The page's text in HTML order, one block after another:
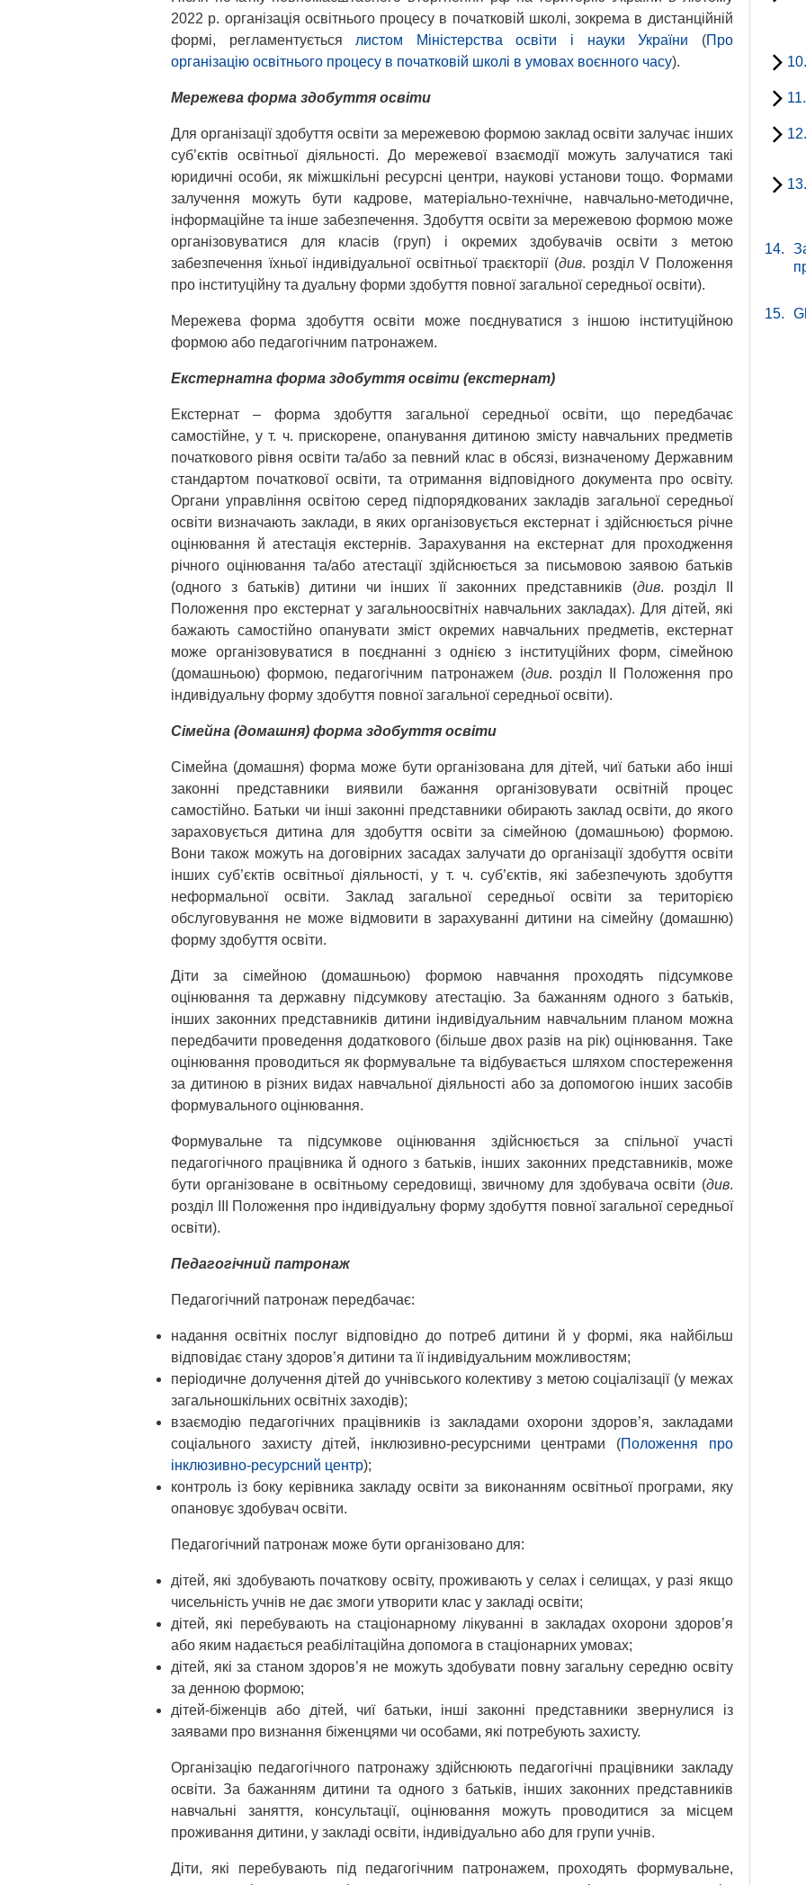
2022 р. організація освітнього процесу в початковій школі, зокрема в дистанційній
формі, регламентується листом Міністерства освіти і науки України (Про
організацію освітнього процесу в початковій школі в умовах воєнного часу).
Мережева форма здобуття освіти
Для організації здобуття освіти за мережевою формою заклад освіти залучає інших
суб’єктів освітньої діяльності. До мережевої взаємодії можуть залучатися такі
юридичні особи, як міжшкільні ресурсні центри, наукові установи тощо. Формами
залучення можуть бути кадрове, матеріально-технічне, навчально-методичне,
інформаційне та інше забезпечення. Здобуття освіти за мережевою формою може
організовуватися для класів (груп) і окремих здобувачів освіти з метою
забезпечення їхньої індивідуальної освітньої траєкторії (див. розділ V Положення
про інституційну та дуальну форми здобуття повної загальної середньої освіти).
Мережева форма здобуття освіти може поєднуватися з іншою інституційною
формою або педагогічним патронажем.
Екстернатна форма здобуття освіти (екстернат)
Екстернат – форма здобуття загальної середньої освіти, що передбачає
самостійне, у т. ч. прискорене, опанування дитиною змісту навчальних предметів
початкового рівня освіти та/або за певний клас в обсязі, визначеному Державним
стандартом початкової освіти, та отримання відповідного документа про освіту.
Органи управління освітою серед підпорядкованих закладів загальної середньої
освіти визначають заклади, в яких організовується екстернат і здійснюється річне
оцінювання й атестація екстернів. Зарахування на екстернат для проходження
річного оцінювання та/або атестації здійснюється за письмовою заявою батьків
(одного з батьків) дитини чи інших її законних представників (див. розділ ІІ
Положення про екстернат у загальноосвітніх навчальних закладах). Для дітей, які
бажають самостійно опанувати зміст окремих навчальних предметів, екстернат
може організовуватися в поєднанні з однією з інституційних форм, сімейною
(домашньою) формою, педагогічним патронажем (див. розділ ІІ Положення про
індивідуальну форму здобуття повної загальної середньої освіти).
Сімейна (домашня) форма здобуття освіти
Сімейна (домашня) форма може бути організована для дітей, чиї батьки або інші
законні представники виявили бажання організовувати освітній процес
самостійно. Батьки чи інші законні представники обирають заклад освіти, до якого
зараховується дитина для здобуття освіти за сімейною (домашньою) формою.
Вони також можуть на договірних засадах залучати до організації здобуття освіти
інших суб’єктів освітньої діяльності, у т. ч. суб’єктів, які забезпечують здобуття
неформальної освіти. Заклад загальної середньої освіти за територією
обслуговування не може відмовити в зарахуванні дитини на сімейну (домашню)
форму здобуття освіти.
Діти за сімейною (домашньою) формою навчання проходять підсумкове
оцінювання та державну підсумкову атестацію. За бажанням одного з батьків,
інших законних представників дитини індивідуальним навчальним планом можна
передбачити проведення додаткового (більше двох разів на рік) оцінювання. Таке
оцінювання проводиться як формувальне та відбувається шляхом спостереження
за дитиною в різних видах навчальної діяльності або за допомогою інших засобів
формувального оцінювання.
Формувальне та підсумкове оцінювання здійснюється за спільної участі
педагогічного працівника й одного з батьків, інших законних представників, може
бути організоване в освітньому середовищі, звичному для здобувача освіти (див.
розділ ІІІ Положення про індивідуальну форму здобуття повної загальної середньої
освіти).
Педагогічний патронаж
Педагогічний патронаж передбачає:
надання освітніх послуг відповідно до потреб дитини й у формі, яка найбільш
відповідає стану здоров’я дитини та її індивідуальним можливостям;
періодичне долучення дітей до учнівського колективу з метою соціалізації (у межах
загальношкільних освітніх заходів);
взаємодію педагогічних працівників із закладами охорони здоров’я, закладами
соціального захисту дітей, інклюзивно-ресурсними центрами (Положення про
інклюзивно-ресурсний центр);
контроль із боку керівника закладу освіти за виконанням освітньої програми, яку
опановує здобувач освіти.
Педагогічний патронаж може бути організовано для:
дітей, які здобувають початкову освіту, проживають у селах і селищах, у разі якщо
чисельність учнів не дає змоги утворити клас у закладі освіти;
дітей, які перебувають на стаціонарному лікуванні в закладах охорони здоров’я
або яким надається реабілітаційна допомога в стаціонарних умовах;
дітей, які за станом здоров’я не можуть здобувати повну загальну середню освіту
за денною формою;
дітей-біженців або дітей, чиї батьки, інші законні представники звернулися із
заявами про визнання біженцями чи особами, які потребують захисту.
Організацію педагогічного патронажу здійснюють педагогічні працівники закладу
освіти. За бажанням дитини та одного з батьків, інших законних представників
навчальні заняття, консультації, оцінювання можуть проводитися за місцем
проживання дитини, у закладі освіти, індивідуально або для групи учнів.
Діти, які перебувають під педагогічним патронажем, проходять формувальне,
10.
11.
12.
13.
14.
15.